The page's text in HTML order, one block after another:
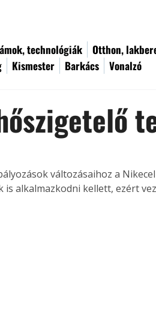
technológiák Otthon,
Kismester Barkács Vonalzó
változásaihoz a
alkalmazkodni kellett, ezért